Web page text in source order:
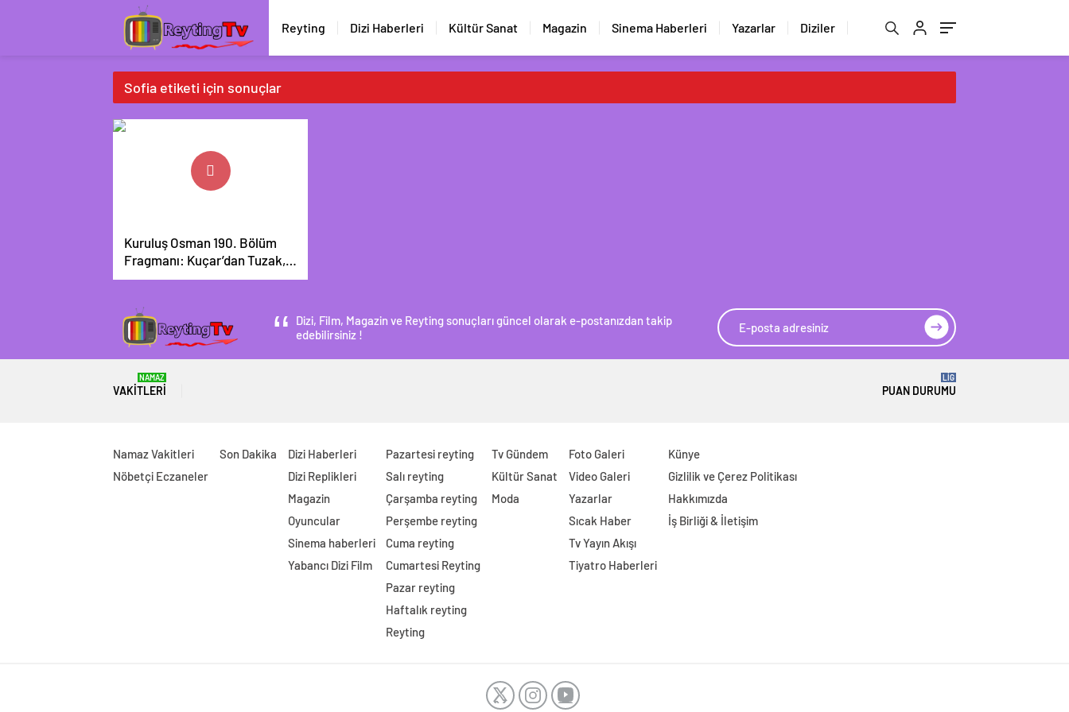
Reyting Dizi Haberleri Kültür Sanat Magazin Sinema Haberleri Yazarlar Diziler
Sofia etiketi için sonuçlar
Kuruluş Osman 190. Bölüm
Fragmanı: Kuçar’dan Tuzak,
Osman Bey’den İntikam Ateşi!
Dizi, Film, Magazin ve Reyting sonuçları güncel olarak e-postanızdan takip
edebilirsiniz !
VAKITLERI
NAMAZ
PUAN DURUMU
LİG
Namaz Vakitleri
Nöbetçi Eczaneler
Son Dakika
Dizi Haberleri
Dizi Replikleri
Magazin
Oyuncular
Sinema haberleri
Yabancı Dizi Film
Pazartesi reyting
Salı reyting
Çarşamba reyting
Perşembe reyting
Cuma reyting
Cumartesi Reyting
Pazar reyting
Haftalık reyting
Reyting
Tv Gündem
Kültür Sanat
Moda
Foto Galeri
Video Galeri
Yazarlar
Sıcak Haber
Tv Yayın Akışı
Tiyatro Haberleri
Künye
Gizlilik ve Çerez Politikası
Hakkımızda
İş Birliği & İletişim